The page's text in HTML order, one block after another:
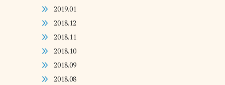
2019.01
2018.12
2018.11
2018.10
2018.09
2018.08